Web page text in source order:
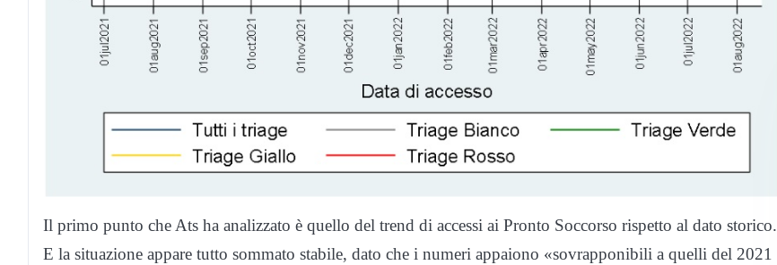
Il primo punto che Ats ha analizzato è quello del trend di accessi ai Pronto Soccorso rispetto al dato storico.
E la situazione appare tutto sommato stabile, dato che i numeri appaiono «sovrapponibili a quelli del 2021